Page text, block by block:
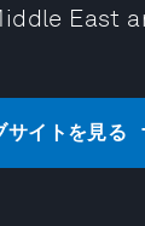
East
イトを見る